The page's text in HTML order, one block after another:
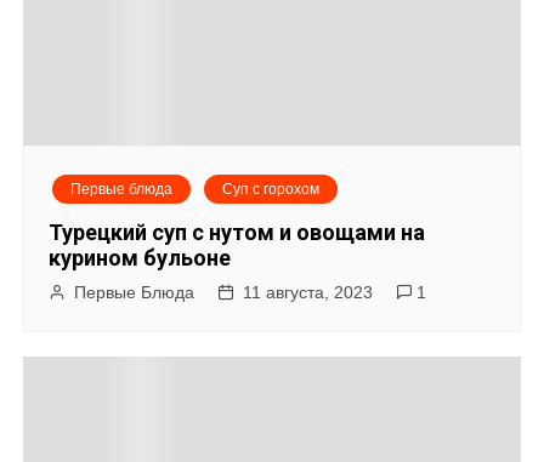
Первые блюда Суп с горохом
Турецкий суп с нутом и овощами на
курином бульоне
Первые Блюда 11 августа, 2023 1